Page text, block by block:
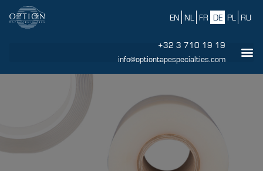
EN NL FR DE PL RU
+32 3 710 19 19
info@optiontapespecialties.com